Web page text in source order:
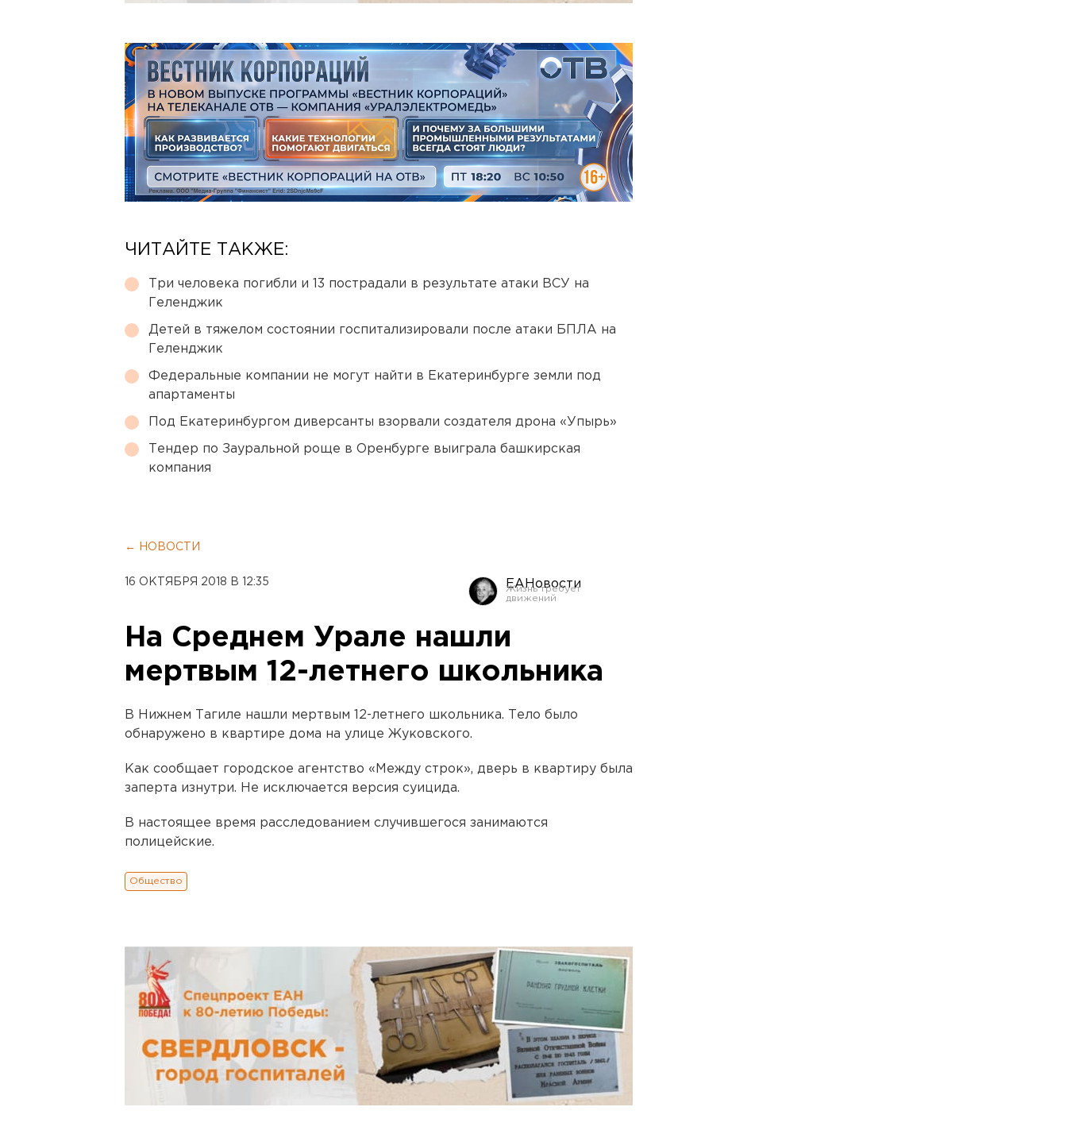
ЧИТАЙТЕ ТАКЖЕ:
Три человека погибли и 13 пострадали в результате атаки ВСУ на
Геленджик
Детей в тяжелом состоянии госпитализировали после атаки БПЛА на
Геленджик
Федеральные компании не могут найти в Екатеринбурге земли под
апартаменты
Под Екатеринбургом диверсанты взорвали создателя дрона «Упырь»
Тендер по Зауральной роще в Оренбурге выиграла башкирская
компания
← НОВОСТИ
16 ОКТЯБРЯ 2018 В 12:35 ЕАНовости
На Среднем Урале нашли
мертвым 12-летнего школьника
В Нижнем Тагиле нашли мертвым 12-летнего школьника. Тело было
обнаружено в квартире дома на улице Жуковского.
Как сообщает городское агентство «Между строк», дверь в квартиру была
заперта изнутри. Не исключается версия суицида.
В настоящее время расследованием случившегося занимаются
полицейские.
Общество